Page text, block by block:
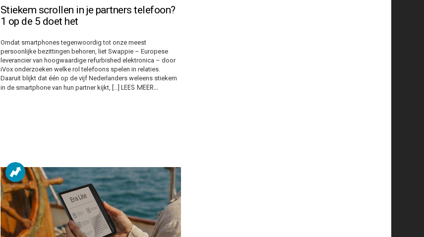
Stiekem scrollen in je partners telefoon?
1 op de 5 doet het
Omdat smartphones tegenwoordig tot onze meest
persoonlijke bezittingen behoren, liet Swappie – Europese
leverancier van hoogwaardige refurbished elektronica – door
iVox onderzoeken welke rol telefoons spelen in relaties.
Daaruit blijkt dat één op de vijf Nederlanders weleens stiekem
in de smartphone van hun partner kijkt, […] LEES MEER…